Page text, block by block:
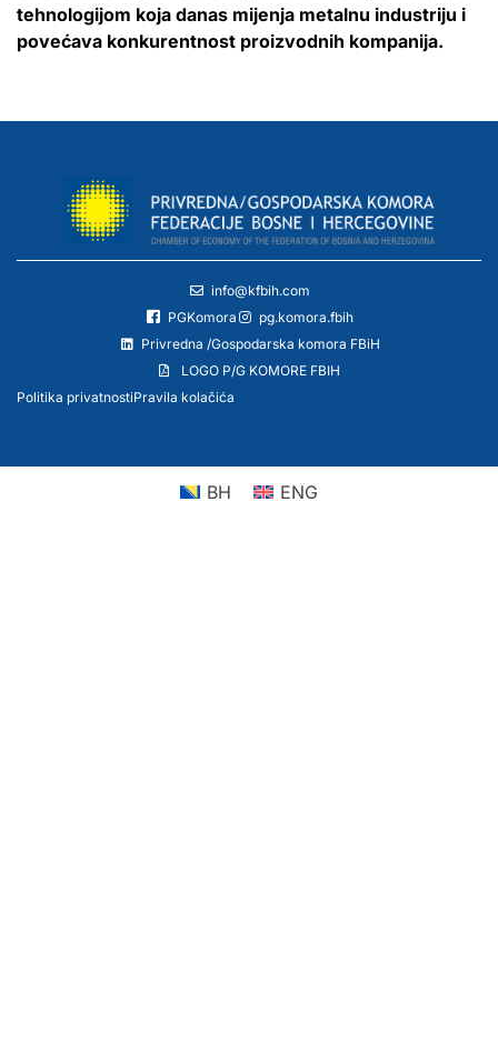
tehnologijom koja danas mijenja metalnu industriju i
povećava konkurentnost proizvodnih kompanija.
info@kfbih.com
PGKomora
pg.komora.fbih
Privredna /Gospodarska komora FBiH
LOGO P/G KOMORE FBIH
Politika privatnostiPravila kolačića
BH ENG